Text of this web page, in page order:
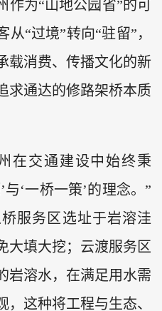
作为“山地公园省”的可
“过境”转向“驻留”，
载消费、传播文化的新
求通达的修路架桥本质
在交通建设中始终秉
‘一桥一策’的理念。”
服务区选址于岩溶洼
大填大挖；云渡服务区
岩溶水，在满足用水需
这种将工程与生态、